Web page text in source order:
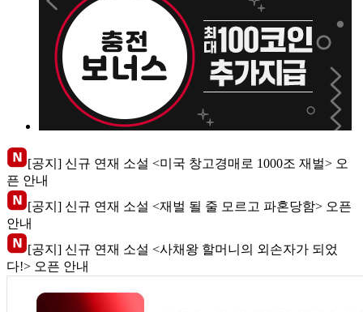
[공지] 신규 연재 소설 <미국 창고경매로 1000조 재벌> 오
픈 안내
[공지] 신규 연재 소설 <재벌 될 줄 모르고 파혼당함> 오픈
안내
[공지] 신규 연재 소설 <사채왕 할머니의 외손자가 되었
다!> 오픈 안내